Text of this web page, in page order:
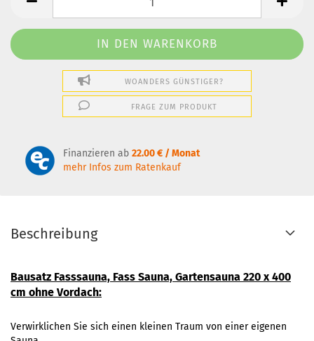
WOANDERS GÜNSTIGER?
FRAGE ZUM PRODUKT
Finanzieren ab 22.00 € / Monat
mehr Infos zum Ratenkauf
Beschreibung
Bausatz Fasssauna, Fass Sauna, Gartensauna 220 x 400
cm ohne Vordach:
Verwirklichen Sie sich einen kleinen Traum von einer eigenen